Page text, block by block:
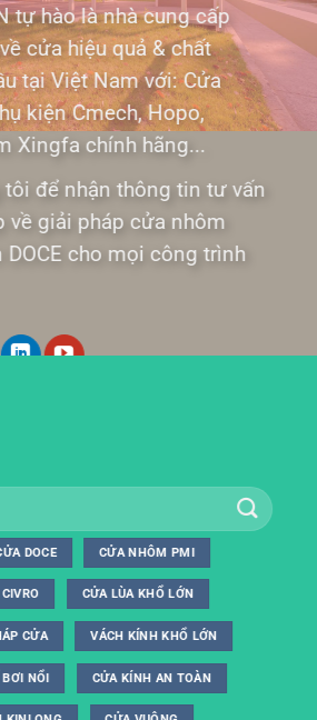
tự hào là nhà cung cấp
cửa hiệu quả & chất
tại Việt Nam với: Cửa
kiện Cmech, Hopo,
Xingfa chính hãng...
tôi để nhận thông tin tư vấn
về giải pháp cửa nhôm
cho mọi công trình
DOCE CỬA NHÔM PMI
CỬA LÙA KHỔ LỚN
CỬA VÁCH KÍNH KHỔ LỚN
NỔI CỬA KÍNH AN TOÀN